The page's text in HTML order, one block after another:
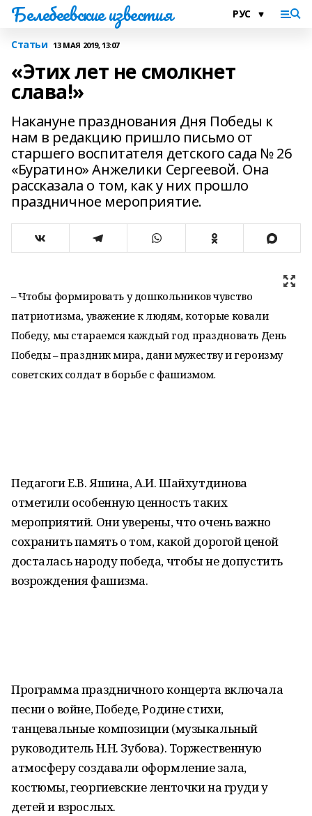
Белебеевские известия
Статьи 13 МАЯ 2019, 13:07
«Этих лет не смолкнет
слава!»
Накануне празднования Дня Победы к
нам в редакцию пришло письмо от
старшего воспитателя детского сада № 26
«Буратино» Анжелики Сергеевой. Она
рассказала о том, как у них прошло
праздничное мероприятие.
– Чтобы формировать у дошкольников чувство
патриотизма, уважение к людям, которые ковали
Победу, мы стараемся каждый год праздновать День
Победы – праздник мира, дани мужеству и героизму
советских солдат в борьбе с фашизмом.
Педагоги Е.В. Яшина, А.И. Шайхутдинова
отметили особенную ценность таких
мероприятий. Они уверены, что очень важно
сохранить память о том, какой дорогой ценой
досталась народу победа, чтобы не допустить
возрождения фашизма.
Программа праздничного концерта включала
песни о войне, Победе, Родине стихи,
танцевальные композиции (музыкальный
руководитель Н.Н. Зубова). Торжественную
атмосферу создавали оформление зала,
костюмы, георгиевские ленточки на груди у
детей и взрослых.